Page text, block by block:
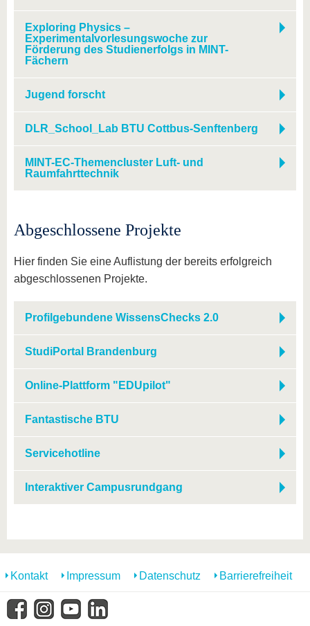
Exploring Physics –
Experimentalvorlesungswoche zur
Förderung des Studienerfolgs in MINT-
Fächern
Jugend forscht
DLR_School_Lab BTU Cottbus-Senftenberg
MINT-EC-Themencluster Luft- und
Raumfahrttechnik
Abgeschlossene Projekte
Hier finden Sie eine Auflistung der bereits erfolgreich
abgeschlossenen Projekte.
Profilgebundene WissensChecks 2.0
StudiPortal Brandenburg
Online-Plattform "EDUpilot"
Fantastische BTU
Servicehotline
Interaktiver Campusrundgang
Kontakt Impressum Datenschutz Barrierefreiheit